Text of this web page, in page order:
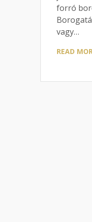
forró
vagy…
READ